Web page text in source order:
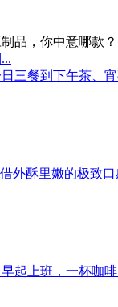
三餐到下午茶
外酥里嫩的极致
起上班，一杯咖